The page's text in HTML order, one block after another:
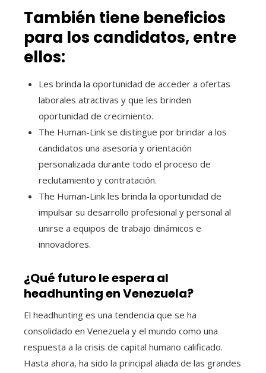
También tiene beneficios
para los candidatos, entre
ellos:
Les brinda la oportunidad de acceder a ofertas
laborales atractivas y que les brinden
oportunidad de crecimiento.
The Human-Link se distingue por brindar a los
candidatos una asesoría y orientación
personalizada durante todo el proceso de
reclutamiento y contratación.
The Human-Link les brinda la oportunidad de
impulsar su desarrollo profesional y personal al
unirse a equipos de trabajo dinámicos e
innovadores.
¿Qué futuro le espera al
headhunting en Venezuela?
El headhunting es una tendencia que se ha
consolidado en Venezuela y el mundo como una
respuesta a la crisis de capital humano calificado.
Hasta ahora, ha sido la principal aliada de las grandes